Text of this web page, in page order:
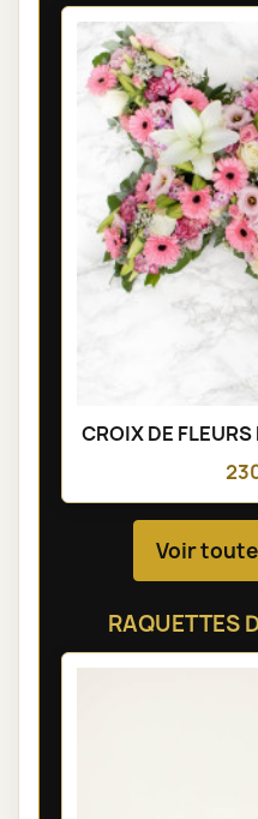
CROIX DE
Voir
RAQUETTES